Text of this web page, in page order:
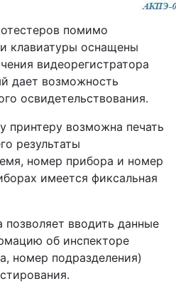
помимо
клавиатуры оснащены
видеорегистратора
дает возможность
освидетельствования.
принтеру возможна печать
результаты
номер прибора и номер
имеется фиксальная
позволяет вводить данные
об инспекторе
номер подразделения)